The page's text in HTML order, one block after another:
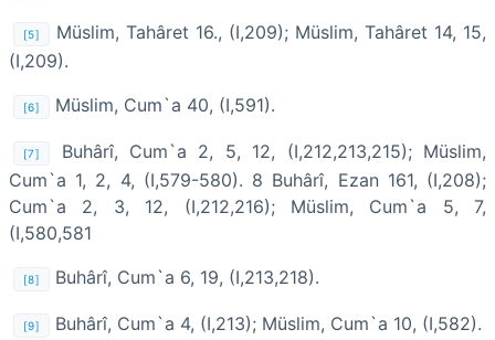
[5]
Müslim, Tahâret 16., (I,209); Müslim, Tahâret 14, 15,
(I,209).
[6] Müslim, Cum`a 40, (I,591).
[7]
Buhârî, Cum`a 2, 5, 12, (I,212,213,215); Müslim,
Cum`a 1, 2, 4, (I,579-580). 8 Buhârî, Ezan 161, (I,208);
Cum`a 2, 3, 12, (I,212,216); Müslim, Cum`a 5, 7,
(I,580,581
[8] Buhârî, Cum`a 6, 19, (I,213,218).
[9] Buhârî, Cum`a 4, (I,213); Müslim, Cum`a 10, (I,582).